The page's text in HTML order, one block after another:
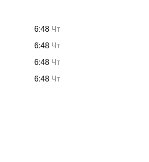
6:48 Чт
6:48 Чт
6:48 Чт
6:48 Чт